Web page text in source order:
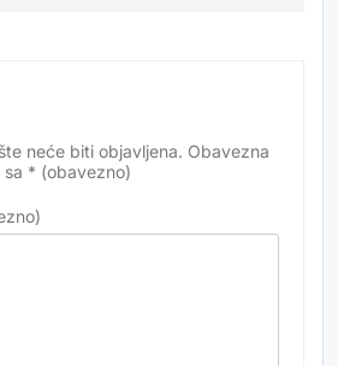
neće biti objavljena. Obavezna
sa * (obavezno)